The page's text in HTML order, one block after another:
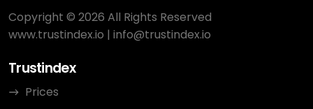
Copyright © 2026 All Rights Reserved
www.trustindex.io | info@trustindex.io
Trustindex
Prices